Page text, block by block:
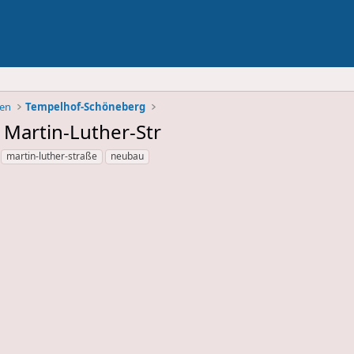
Tempelhof-Schöneberg
Luther-Str
martin-luther-straße neubau